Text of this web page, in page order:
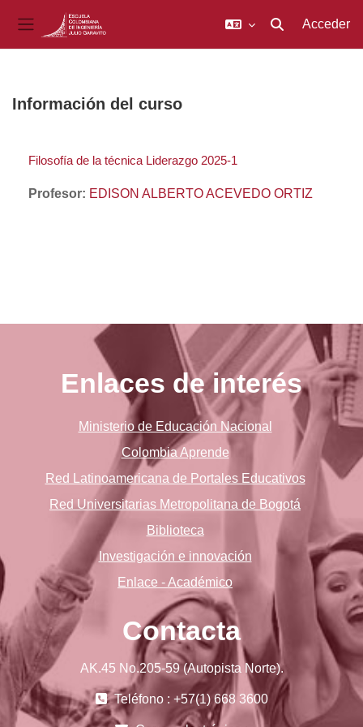
Panel lateral Selector de
Acceder
Información del curso
Filosofía de la técnica Liderazgo 2025-1
Profesor: EDISON ALBERTO ACEVEDO ORTIZ
Enlaces de interés
Ministerio de Educación Nacional
Colombia Aprende
Red Latinoamericana de Portales Educativos
Red Universitarias Metropolitana de Bogotá
Biblioteca
Investigación e innovación
Enlace - Académico
Contacta
AK.45 No.205-59 (Autopista Norte).
Teléfono : +57(1) 668 3600